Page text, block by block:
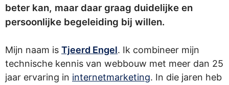
beter kan, maar daar graag duidelijke en
persoonlijke begeleiding bij willen.
Mijn naam is Tjeerd Engel. Ik combineer mijn
technische kennis van webbouw met meer dan 25
jaar ervaring in internetmarketing. In die jaren heb